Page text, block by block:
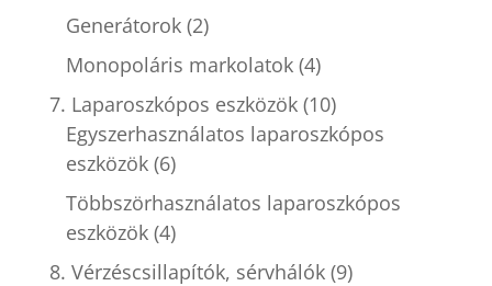
Generátorok (2)
Monopoláris markolatok (4)
7. Laparoszkópos eszközök (10)
Egyszerhasználatos laparoszkópos
eszközök (6)
Többszörhasználatos laparoszkópos
eszközök (4)
8. Vérzéscsillapítók, sérvhálók (9)